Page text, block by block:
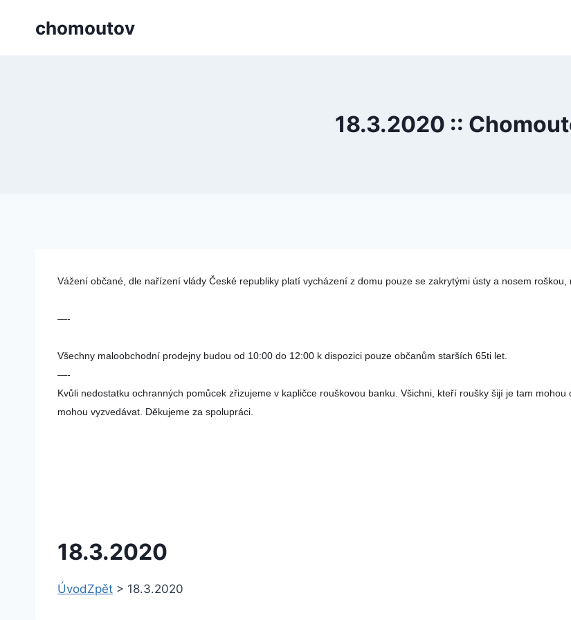
chomoutov
18.3.2020 ::
Vážení občané, dle nařízení vlády České republiky platí vycházení z domu pouze se zakrytými ústy a nosem roškou,
—-
Všechny maloobchodní prodejny budou od 10:00 do 12:00 k dispozici pouze občanům starších 65ti let.
—-
Kvůli nedostatku ochranných pomůcek zřizujeme v kapličce rouškovou banku. Všichni, kteří roušky šijí je tam
mohou vyzvedávat. Děkujeme za spolupráci.
18.3.2020
ÚvodZpět > 18.3.2020